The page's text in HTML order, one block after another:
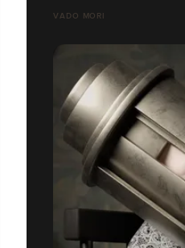
VADO MORI